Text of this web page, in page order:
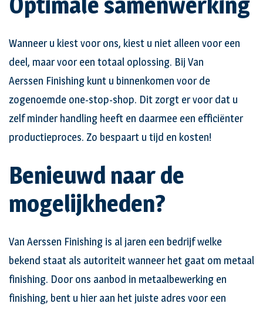
Wanneer u kiest voor ons, kiest u niet alleen voor een
deel, maar voor een totaal oplossing. Bij Van
Aerssen Finishing kunt u binnenkomen voor de
zogenoemde one-stop-shop. Dit zorgt er voor dat u
zelf minder handling heeft en daarmee een efficiënter
productieproces. Zo bespaart u tijd en kosten!
Benieuwd naar de
mogelijkheden?
Van Aerssen Finishing is al jaren een bedrijf welke
bekend staat als autoriteit wanneer het gaat om metaal
finishing. Door ons aanbod in metaalbewerking en
finishing, bent u hier aan het juiste adres voor een